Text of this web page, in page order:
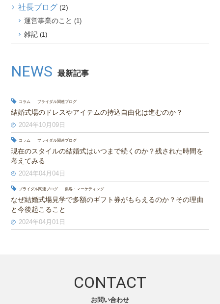
社長ブログ (2)
運営事業のこと (1)
雑記(1)
NEWS 最新記事
コラム ブライダル関連ブログ
結婚式場のドレスやアイテムの持込自由化は進むのか？
2024年10月09日
コラム ブライダル関連ブログ
現在のスタイルの結婚式はいつまで続くのか？残された時間を
考えてみる
2024年04月04日
ブライダル関連ブログ 集客・マーケティング
なぜ結婚式場見学で多額のギフト券がもらえるのか？その理由
と今後起こること
2024年04月01日
CONTACT
お問い合わせ